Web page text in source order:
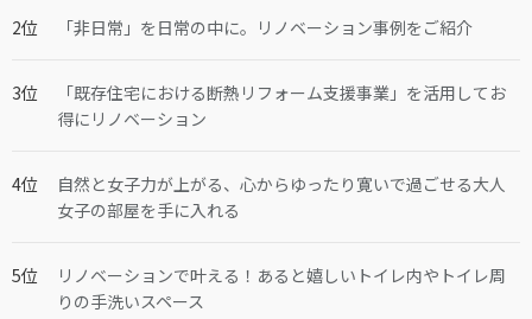
「非日常」を日常の中に。リノベーション事例をご紹介
「既存住宅における断熱リフォーム支援事業」を活用してお
得にリノベーション
自然と女子力が上がる、心からゆったり寛いで過ごせる大人
女子の部屋を手に入れる
リノベーションで叶える！あると嬉しいトイレ内やトイレ周
りの手洗いスペース